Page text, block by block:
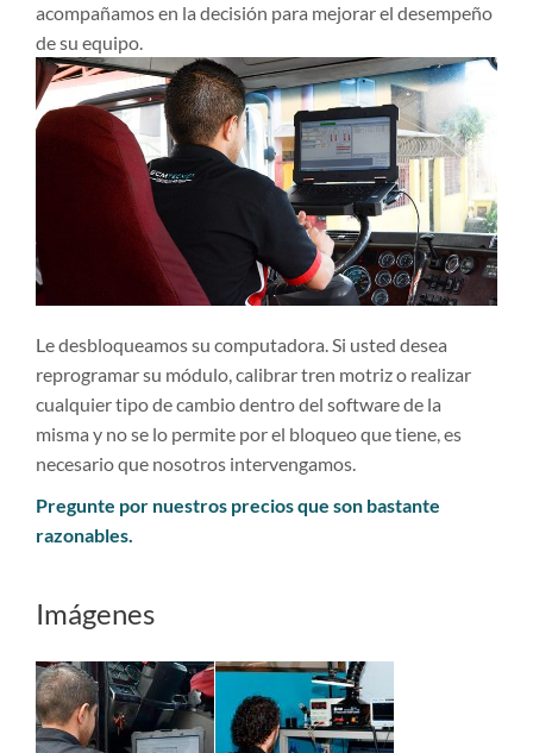
acompañamos en la decisión para mejorar el desempeño
de su equipo.
Le desbloqueamos su computadora. Si usted desea
reprogramar su módulo, calibrar tren motriz o realizar
cualquier tipo de cambio dentro del software de la
misma y no se lo permite por el bloqueo que tiene, es
necesario que nosotros intervengamos.
Pregunte por nuestros precios que son bastante
razonables.
Imágenes